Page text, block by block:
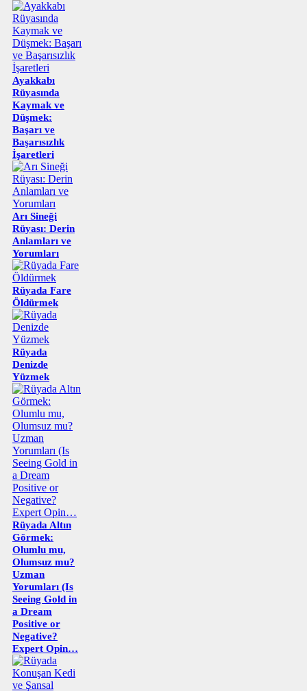
Ayakkabı
Rüyasında
Kaymak ve
Düşmek:
Başarı ve
Başarısızlık
İşaretleri
Arı Sineği
Rüyası: Derin
Anlamları ve
Yorumları
Rüyada Fare
Öldürmek
Rüyada
Denizde
Yüzmek
Rüyada Altın
Görmek:
Olumlu mu,
Olumsuz mu?
Uzman
Yorumları (Is
Seeing Gold in
a Dream
Positive or
Negative?
Expert Opin…